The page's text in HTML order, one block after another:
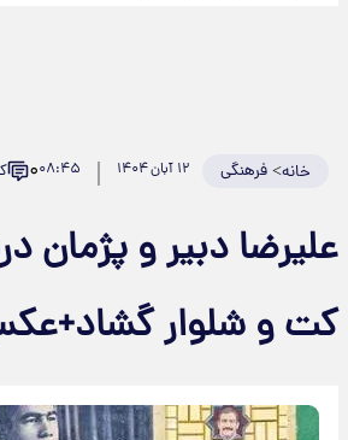
خانه>فرهنگی ۱۲ آبان ۱۴۰۴ ۰۸:۴۵۰
علیرضا دبیر و پژمان
کت و شلوار